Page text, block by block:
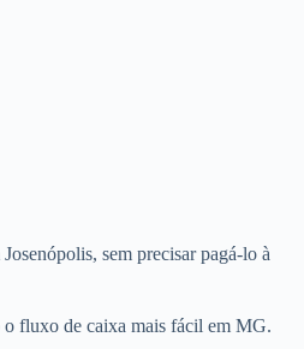
sem precisar pagá-lo à
o fluxo de caixa mais fácil em MG.